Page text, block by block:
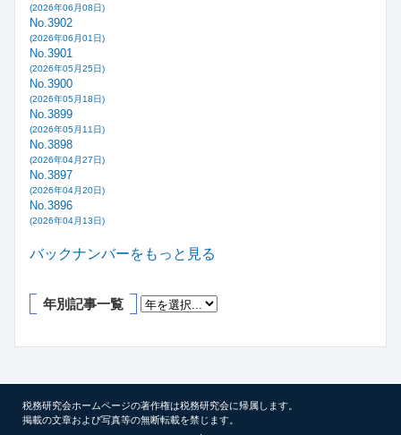
(2026年06月08日)
No.3902
(2026年06月01日)
No.3901
(2026年05月25日)
No.3900
(2026年05月18日)
No.3899
(2026年05月11日)
No.3898
(2026年04月27日)
No.3897
(2026年04月20日)
No.3896
(2026年04月13日)
バックナンバーをもっと見る
年別記事一覧
税務研究会ホームページの著作権は税務研究会に帰属します。
掲載の文章および写真等の無断転載を禁じます。